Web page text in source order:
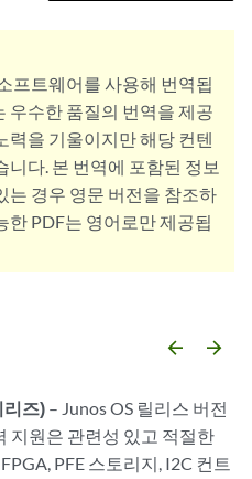
프트웨어를 사용해 번역됩
우수한 품질의 번역을 제공
력을 기울이지만 해당 컨텐
다. 본 번역에 포함된 정보
는 경우 영문 버전을 참조하
한 PDF는 영어로만 제공됩
arrow_backward arrow_forward
리즈) – Junos OS 릴리스 버전
지원은 관련성 있고 적절한
PFE 스토리지, I2C 컨트